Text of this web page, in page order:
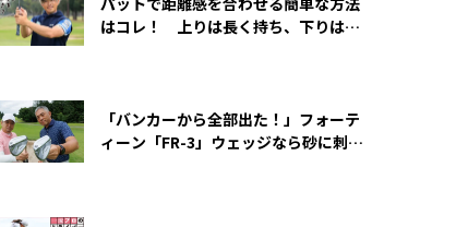
はコレ！ 上りは長く持ち、下りは短
「バンカーから全部出た！」フォーテ
ィーン「FR-3」ウェッジなら砂に刺さ